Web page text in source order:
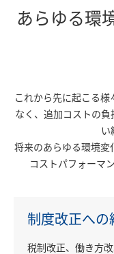
あらゆる環
これから先に起こる様
なく、 追加コストの負
い
将来のあらゆる環境変
コストパフォーマ
制度改正への
税制改正、働き方